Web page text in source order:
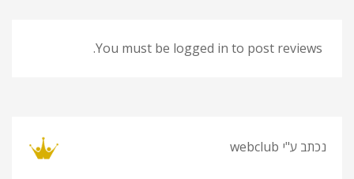
You must be logged in to post reviews.
נכתב ע"י webclub